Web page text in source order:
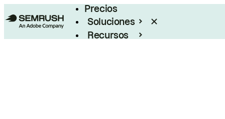
Precios
Soluciones
Recursos